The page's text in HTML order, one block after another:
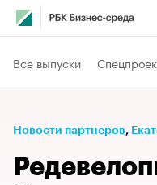
Все выпуски
Новости партнеров⁠,